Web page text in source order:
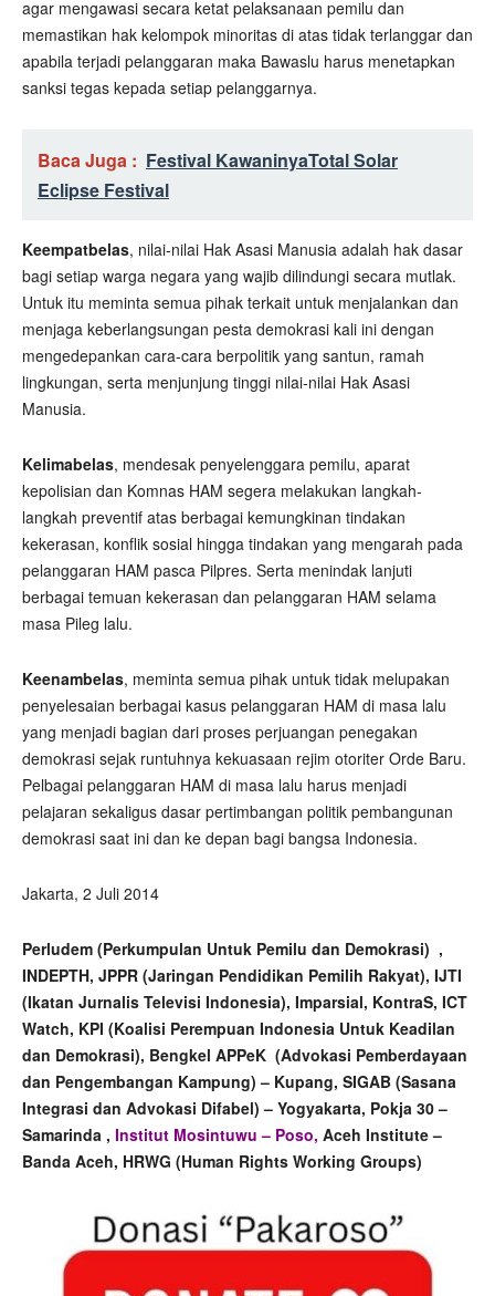
agar mengawasi secara ketat pelaksanaan pemilu dan
memastikan hak kelompok minoritas di atas tidak terlanggar dan
apabila terjadi pelanggaran maka Bawaslu harus menetapkan
sanksi tegas kepada setiap pelanggarnya.
Baca Juga : Festival KawaninyaTotal Solar
Eclipse Festival
Keempatbelas, nilai-nilai Hak Asasi Manusia adalah hak dasar
bagi setiap warga negara yang wajib dilindungi secara mutlak.
Untuk itu meminta semua pihak terkait untuk menjalankan dan
menjaga keberlangsungan pesta demokrasi kali ini dengan
mengedepankan cara-cara berpolitik yang santun, ramah
lingkungan, serta menjunjung tinggi nilai-nilai Hak Asasi
Manusia.
Kelimabelas, mendesak penyelenggara pemilu, aparat
kepolisian dan Komnas HAM segera melakukan langkah-
langkah preventif atas berbagai kemungkinan tindakan
kekerasan, konflik sosial hingga tindakan yang mengarah pada
pelanggaran HAM pasca Pilpres. Serta menindak lanjuti
berbagai temuan kekerasan dan pelanggaran HAM selama
masa Pileg lalu.
Keenambelas, meminta semua pihak untuk tidak melupakan
penyelesaian berbagai kasus pelanggaran HAM di masa lalu
yang menjadi bagian dari proses perjuangan penegakan
demokrasi sejak runtuhnya kekuasaan rejim otoriter Orde Baru.
Pelbagai pelanggaran HAM di masa lalu harus menjadi
pelajaran sekaligus dasar pertimbangan politik pembangunan
demokrasi saat ini dan ke depan bagi bangsa Indonesia.
Jakarta, 2 Juli 2014
Perludem (Perkumpulan Untuk Pemilu dan Demokrasi) ,
INDEPTH, JPPR (Jaringan Pendidikan Pemilih Rakyat), IJTI
(Ikatan Jurnalis Televisi Indonesia), Imparsial, KontraS, ICT
Watch, KPI (Koalisi Perempuan Indonesia Untuk Keadilan
dan Demokrasi), Bengkel APPeK (Advokasi Pemberdayaan
dan Pengembangan Kampung) – Kupang, SIGAB (Sasana
Integrasi dan Advokasi Difabel) – Yogyakarta, Pokja 30 –
Samarinda , Institut Mosintuwu – Poso, Aceh Institute –
Banda Aceh, HRWG (Human Rights Working Groups)